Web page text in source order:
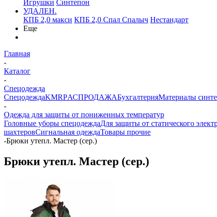
Игрушки Синтепон
УДАЛЕН.
КПБ 2,0 макси КПБ 2,0 Спал Спалыч Нестандарт
Еще
Главная
-
Каталог
-
Спецодежда
СпецодеждаKMRPАСПРОДАЖАБухгалтерияМатериалы
-
Одежда для защиты от пониженных температур
Головные уборы спецодеждаДля защиты от статического
шахтеровСигнальная одеждаТовары прочие
-Брюки утепл. Мастер (сер.)
Брюки утепл. Мастер (сер.)